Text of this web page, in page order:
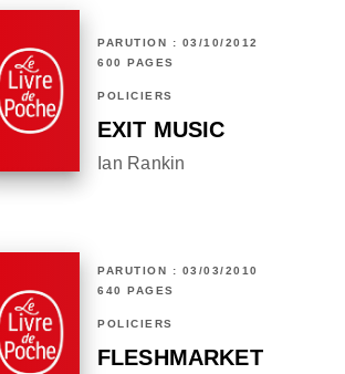
PARUTION : 03/10/2012
600 PAGES
POLICIERS
EXIT MUSIC
Ian Rankin
PARUTION : 03/03/2010
640 PAGES
POLICIERS
FLESHMARKET